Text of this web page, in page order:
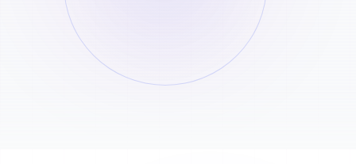
Luister naar de preview en download de
geïsoleerde muziektrack in hoge kwaliteit.